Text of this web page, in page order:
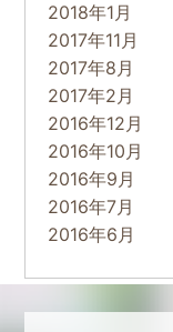
2018年1月
2017年11月
2017年8月
2017年2月
2016年12月
2016年10月
2016年9月
2016年7月
2016年6月